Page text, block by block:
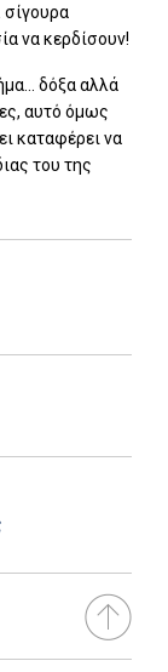
σίγουρα
να κερδίσουν!
δόξα αλλά
αυτό όμως
καταφέρει να
του της